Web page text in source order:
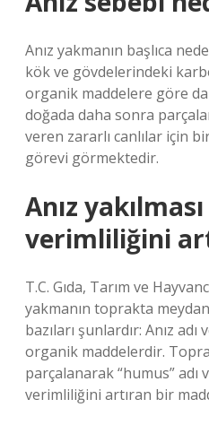
Anız yakmanın başlıca
kök ve gövdelerindeki
organik maddelere göre
doğada daha sonra
veren zararlı canlılar için
görevi görmektedir.
Anız
verimliliğini
T.C. Gıda, Tarım ve
yakmanın toprakta
bazıları şunlardır: Anız
organik maddelerdir.
parçalanarak “humus”
verimliliğini artıran bir